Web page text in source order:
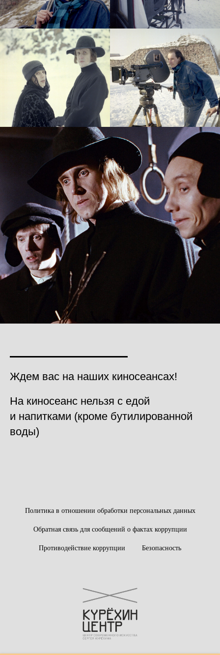
Ждем вас на наших киносеансах!
На киносеанс нельзя с едой
и напитками (кроме бутилированной
воды)
Политика в отношении обработки персональных данных
Обратная связь для сообщений о фактах коррупции
Противодействие коррупции Безопасность